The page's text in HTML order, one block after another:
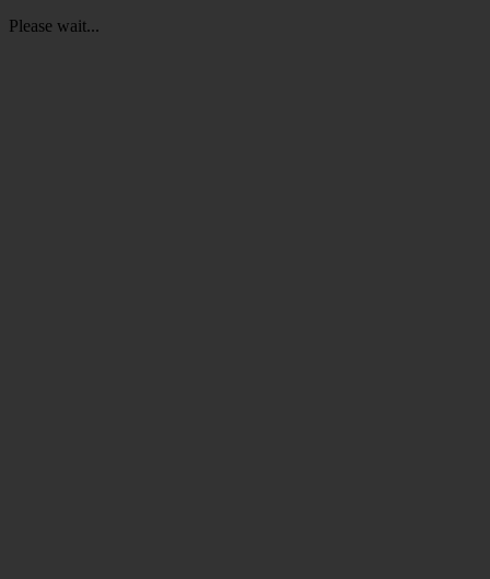
Please wait...